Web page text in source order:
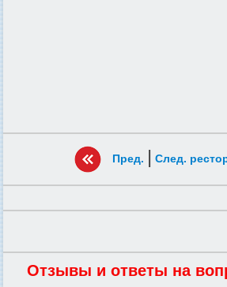
Пред. | След.
Отзывы и ответы на